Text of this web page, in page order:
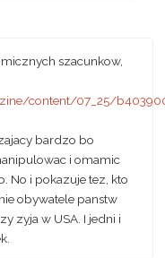
szacunkow,
content/07_25/
bardzo bo
i omamic
No i pokazuje tez, kto
obywatele panstw
zyja w USA. I jedni i